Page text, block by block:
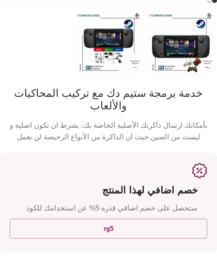
خدمة برمجة ستيم دك مع تركيب المحاكيات
والألعاب
بأمكانك ارسال ذاكرتك الأصلية الخاصة بك، بشرط ان تكون اصلية و
ليست من الصين حيث ان الذاكرة من الأنواع الرخيصة لن تعمل
خصم اضافي لهذا المنتج
ستحصل على خصم اضافي قدره 5% عن استخدامك للكود
rg5